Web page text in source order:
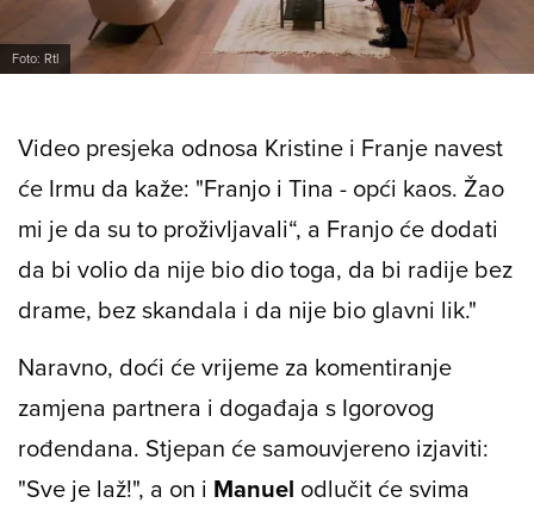
Foto: Rtl
Video presjeka odnosa Kristine i Franje navest
će Irmu da kaže: "Franjo i Tina - opći kaos. Žao
mi je da su to proživljavali“, a Franjo će dodati
da bi volio da nije bio dio toga, da bi radije bez
drame, bez skandala i da nije bio glavni lik."
Naravno, doći će vrijeme za komentiranje
zamjena partnera i događaja s Igorovog
rođendana. Stjepan će samouvjereno izjaviti:
"Sve je laž!", a on i Manuel odlučit će svima